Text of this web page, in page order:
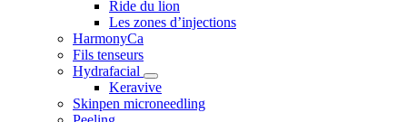
Ride du lion
Les zones d’injections
HarmonyCa
Fils tenseurs
Hydrafacial
Keravive
Skinpen microneedling